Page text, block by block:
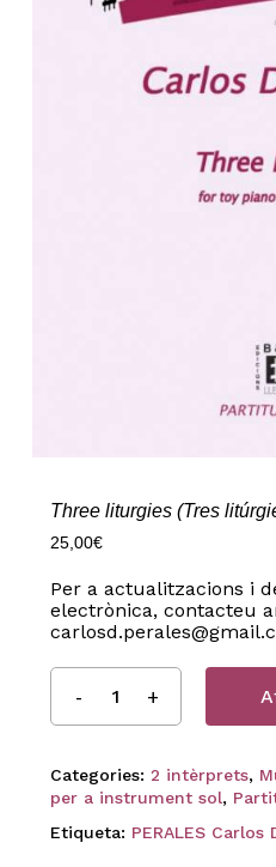
Three liturgies (Tres
25,00€
Per a actualitzacions i
electrònica, contacteu
Categories: 2 intèrprets,
per a instrument sol,
Etiqueta: PERALES Carlos